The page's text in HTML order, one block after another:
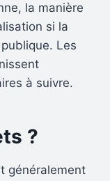
la manière
si la
Les
à suivre.
?
généralement